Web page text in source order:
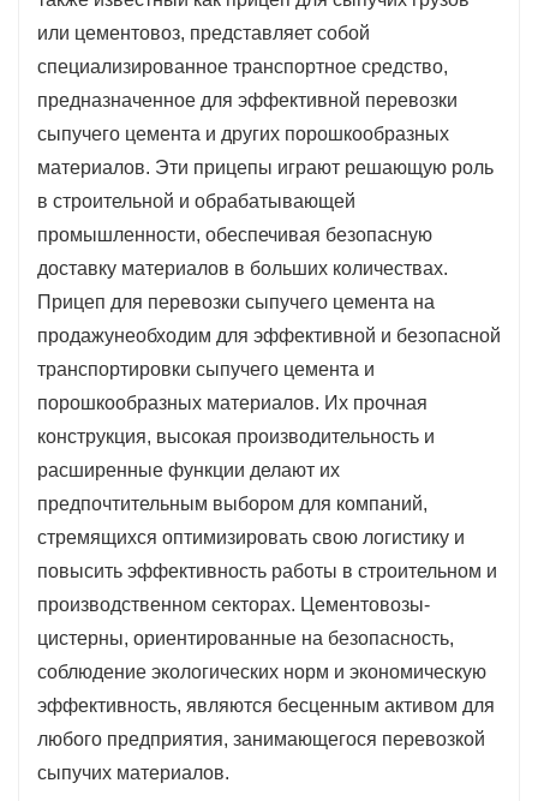
усовершенствованными системами
пневматической разгрузки, которые обеспечивают
быструю и эффективную разгрузку цемента в
пункте назначения.
Долговечность и прочность. Прицеп-цистерна для
перевозки цемента, изготовленный из
высококачественных материалов, рассчитан на
суровые условия эксплуатации и большие
нагрузки, обеспечивая долговечность и
надежность.
Универсальность: помимо цемента эти прицепы
могут перевозить различные порошкообразные
материалы, что делает их универсальными для
различных отраслей промышленности.
Функции безопасности: цементовозы-цистерны,
оснащенные механизмами безопасности, такими
как предохранительные клапаны и системы
аварийного отключения, повышают безопасность
во время транспортировки.
Соответствие нормативным требованиям: Трейлер
для перевозки цемента для сыпучих материалов
разработан в соответствии с отраслевыми
стандартами и правилами, обеспечивая
спокойствие в отношении безопасности и
или цементовоз, представляет собой
специализированное транспортное средство,
предназначенное для эффективной перевозки
сыпучего цемента и других порошкообразных
материалов. Эти прицепы играют решающую роль
в строительной и обрабатывающей
промышленности, обеспечивая безопасную
доставку материалов в больших количествах.
Прицеп для перевозки сыпучего цемента на
продажунеобходим для эффективной и безопасной
транспортировки сыпучего цемента и
порошкообразных материалов. Их прочная
конструкция, высокая производительность и
расширенные функции делают их
предпочтительным выбором для компаний,
стремящихся оптимизировать свою логистику и
повысить эффективность работы в строительном и
производственном секторах. Цементовозы-
цистерны, ориентированные на безопасность,
соблюдение экологических норм и экономическую
эффективность, являются бесценным активом для
любого предприятия, занимающегося перевозкой
сыпучих материалов.